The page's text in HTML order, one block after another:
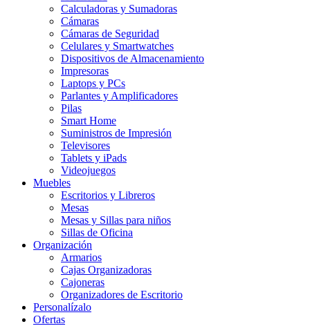
Calculadoras y Sumadoras
Cámaras
Cámaras de Seguridad
Celulares y Smartwatches
Dispositivos de Almacenamiento
Impresoras
Laptops y PCs
Parlantes y Amplificadores
Pilas
Smart Home
Suministros de Impresión
Televisores
Tablets y iPads
Videojuegos
Muebles
Escritorios y Libreros
Mesas
Mesas y Sillas para niños
Sillas de Oficina
Organización
Armarios
Cajas Organizadoras
Cajoneras
Organizadores de Escritorio
Personalízalo
Ofertas